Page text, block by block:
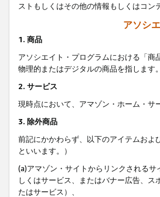
ストもしくはその他の情報もしくはコ
アソシ
1. 商品
アソシエイト・プログラムにおける「
物理的またはデジタルの商品を指します。
2. サービス
現時点において、アマゾン・ホーム・
3. 除外商品
前記にかかわらず、以下のアイテムお
といいます。）
(a)アマゾン・サイトからリンクされる
しくはサービス、またはバナー広告、
たはサービス）、